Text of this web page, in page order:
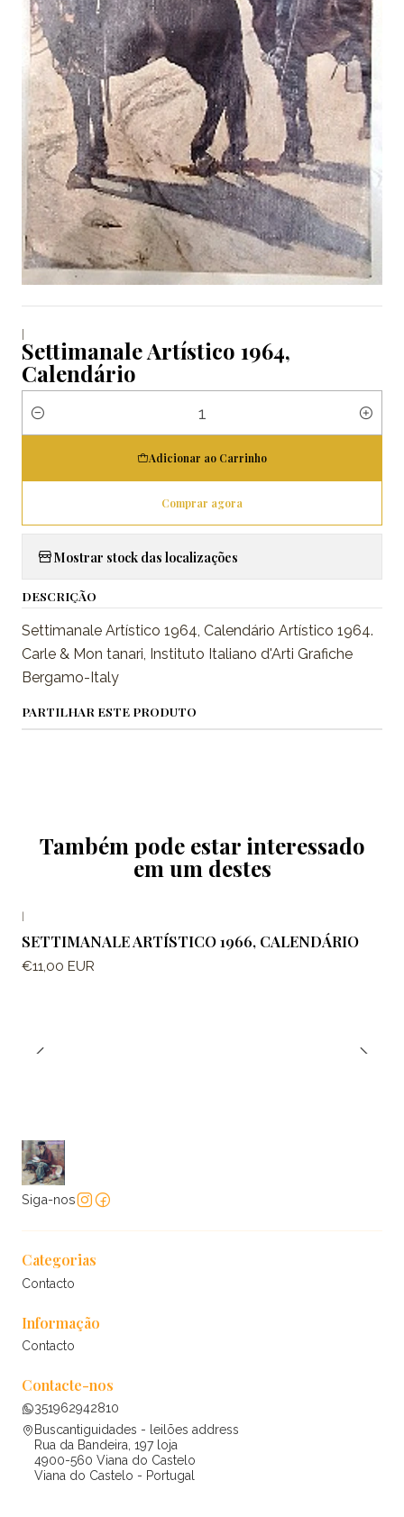
|
Settimanale Artístico 1964,
Calendário
Quantidade
Adicionar ao Carrinho
Comprar agora
Mostrar stock das localizações
DESCRIÇÃO
Settimanale Artístico 1964, Calendário Artístico 1964.
Carle & Mon tanari, Instituto Italiano d'Arti Grafiche
Bergamo-Italy
PARTILHAR ESTE PRODUTO
Também pode estar interessado
em um destes
SETTIMANALE ARTÍSTICO 1966, CALENDÁRIO
€11,00 EUR
Siga-nos
Categorias
Contacto
Informação
Contacto
Contacte-nos
351962942810
Buscantiguidades - leilões address
Rua da Bandeira, 197 loja
4900-560 Viana do Castelo
Viana do Castelo - Portugal